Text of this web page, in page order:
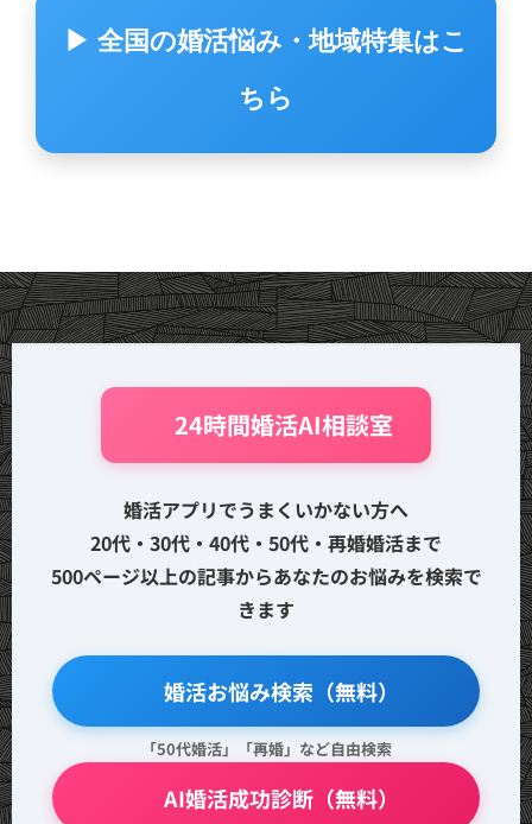
▶ 全国の婚活悩み・地域特集はこ
ちら
🤖 24時間婚活AI相談室
婚活アプリでうまくいかない方へ
20代・30代・40代・50代・再婚婚活まで
500ページ以上の記事からあなたのお悩みを検索で
きます
🔍 婚活お悩み検索（無料）
「50代婚活」「再婚」など自由検索
💖 AI婚活成功診断（無料）